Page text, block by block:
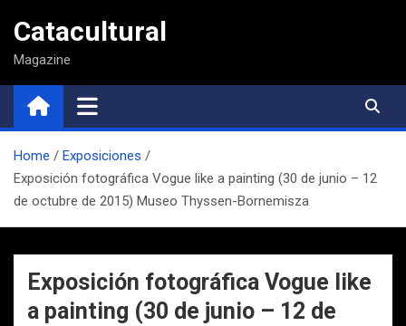
contenido
Catacultural
Magazine
Home
Exposiciones
Exposición fotográfica Vogue like a painting (30 de junio – 12
de octubre de 2015) Museo Thyssen-Bornemisza
Exposición fotográfica Vogue like
a painting (30 de junio – 12 de